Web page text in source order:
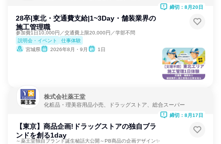
28卒|東北・交通費支給|1~3Day・舗装業界の
施工管理職
参加費1日10,000円／交通費上限20,000円／学部不問
説明会・イベント
仕事体験
宮城県
2026年8月・9月 1日
締切：8月20日
株式会社薬王堂
化粧品・理美容用品小売、ドラッグストア、総合スーパー
【東京】商品企画!ドラッグストアの独自ブラ
ンドを創る1day
～薬王堂独自ブランド誕生秘話大公開～PB商品の企画デザイン✨
締切：8月17日